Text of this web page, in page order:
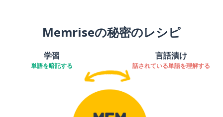
Memriseの秘密のレシピ
学習
単語を暗記する
言語漬け
話されている単語を理解する